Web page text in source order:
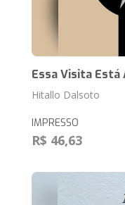
Essa Visita Está
Hitallo Dalsoto
IMPRESSO
R$ 46,63